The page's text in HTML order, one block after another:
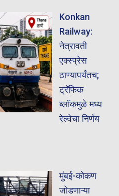
Konkan
Railway:
नेत्रावती
एक्स्प्रेस
ठाण्यापर्यंतच;
ट्रॅफिक
ब्लॉकमुळे मध्य
रेल्वेचा निर्णय
मुंबई-कोकण
जोडणाऱ्या